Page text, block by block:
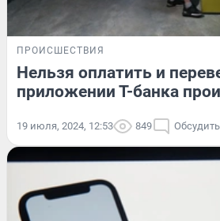
ПРОИСШЕСТВИЯ
Нельзя оплатить и
приложении Т-банка
19 июля, 2024, 12:53 849 Обсудить